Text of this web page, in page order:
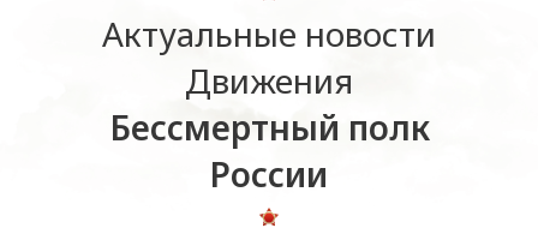
Актуальные новости
Движения
Бессмертный полк
России